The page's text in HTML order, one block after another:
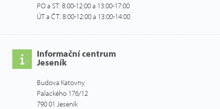
PO a ST: 8:00-12:00 a 13:00-17:00
ÚT a ČT: 8:00-12:00 a 13:00-14:00
Informační centrum
Jeseník
Budova Katovny
Palackého 176/12
790 01 Jeseník